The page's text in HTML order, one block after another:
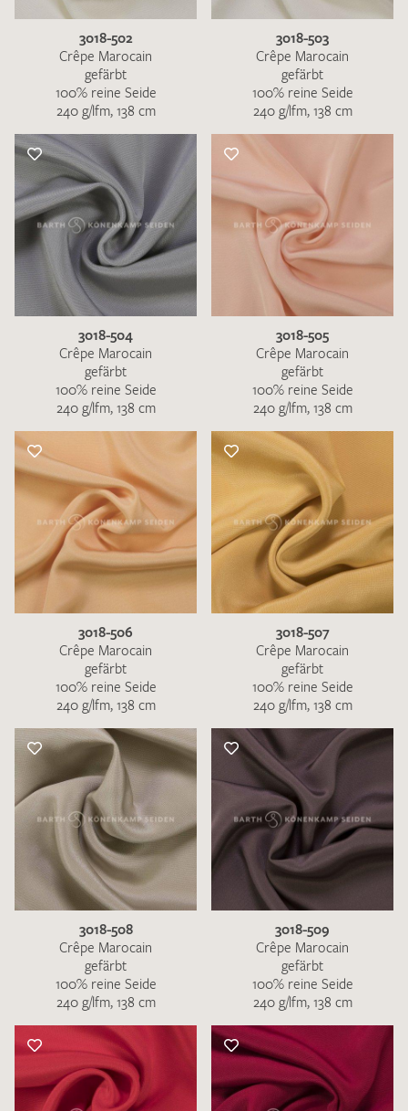
3018-502
Crêpe Marocain
gefärbt
100% reine Seide
240 g/lfm, 138 cm
3018-503
Crêpe Marocain
gefärbt
100% reine Seide
240 g/lfm, 138 cm
3018-504
Crêpe Marocain
gefärbt
100% reine Seide
240 g/lfm, 138 cm
3018-505
Crêpe Marocain
gefärbt
100% reine Seide
240 g/lfm, 138 cm
3018-506
Crêpe Marocain
gefärbt
100% reine Seide
240 g/lfm, 138 cm
3018-507
Crêpe Marocain
gefärbt
100% reine Seide
240 g/lfm, 138 cm
3018-508
Crêpe Marocain
gefärbt
100% reine Seide
240 g/lfm, 138 cm
3018-509
Crêpe Marocain
gefärbt
100% reine Seide
240 g/lfm, 138 cm